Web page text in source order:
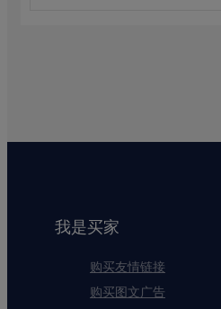
我是买家
购买友情链接
购买图文广告